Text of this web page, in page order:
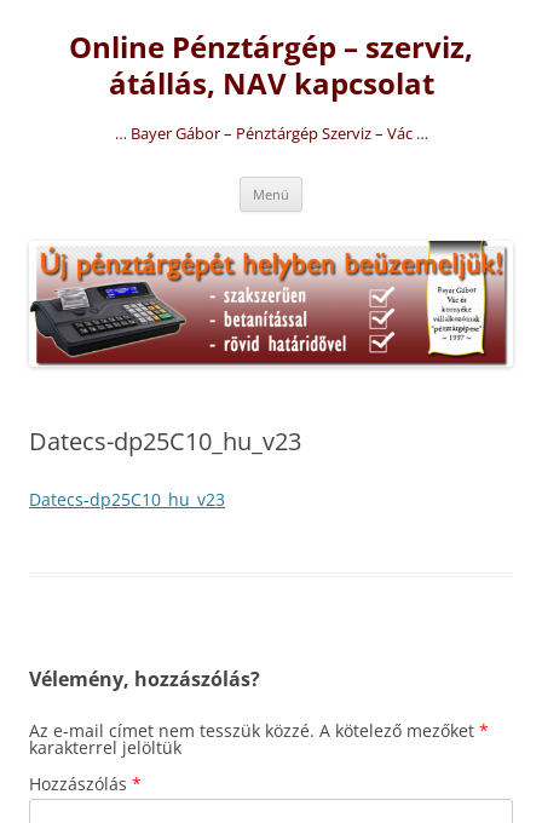
tartalomba
Online Pénztárgép – szerviz,
átállás, NAV kapcsolat
… Bayer Gábor – Pénztárgép Szerviz – Vác …
Menü
Datecs-dp25C10_hu_v23
Datecs-dp25C10_hu_v23
Vélemény, hozzászólás?
Az e-mail címet nem tesszük közzé. A kötelező mezőket *
karakterrel jelöltük
Hozzászólás *